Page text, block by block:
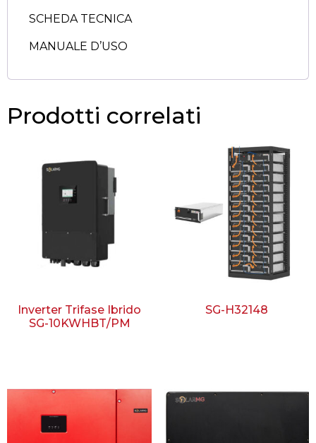
SCHEDA TECNICA
MANUALE D’USO
Prodotti correlati
Inverter Trifase Ibrido
SG-10KWHBT/PM
SG-H32148